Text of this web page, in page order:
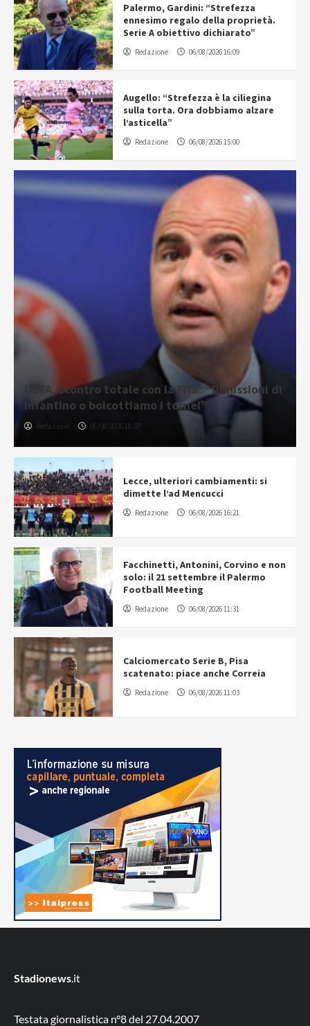
Palermo, Gardini: “Strefezza
ennesimo regalo della proprietà.
Serie A obiettivo dichiarato”
Redazione 06/08/2026 16:09
Augello: “Strefezza è la ciliegina
sulla torta. Ora dobbiamo alzare
l’asticella”
Redazione 06/08/2026 15:00
UEFA, scontro totale con la Fifa: “Dimissioni di
Infantino o boicottiamo i tornei”
Redazione 06/08/2026 18:57
Lecce, ulteriori cambiamenti: si
dimette l’ad Mencucci
Redazione 06/08/2026 16:21
Facchinetti, Antonini, Corvino e non
solo: il 21 settembre il Palermo
Football Meeting
Redazione 06/08/2026 11:31
Calciomercato Serie B, Pisa
scatenato: piace anche Correia
Redazione 06/08/2026 11:03
Stadionews .it
Testata giornalistica n°8 del 27.04.2007